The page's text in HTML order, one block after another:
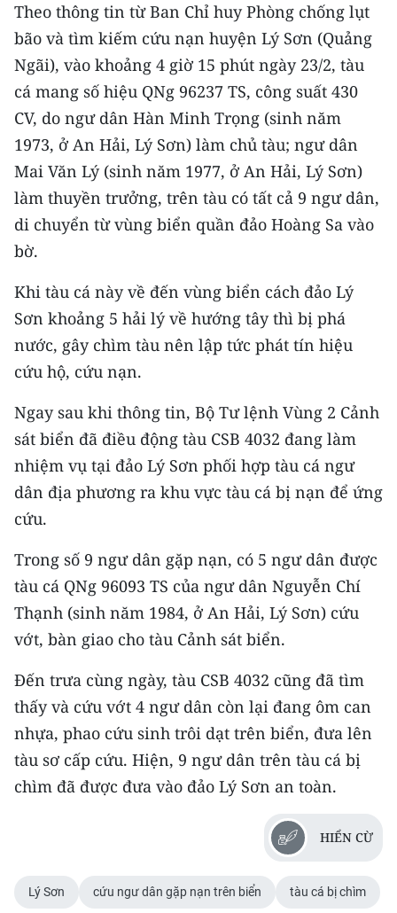
KIỂM CHỨNG THÔNG TIN
TRI THỨC CHUYÊN SÂU
54 DÂN TỘC VIỆT NAM
CHƯƠNG TRÌNH OCOP - MỖI XÃ
MỘT SẢN PHẨM
MEDIA CENTER
E-Magazine
Video
Media Kinh tế
Media Văn hóa
Media Xã hội
Media Pháp luật
Media Du lịch
Media Thế giới
Media Thể thao
Media Giáo dục
Media Y tế
Media Khoa học - Công nghệ
Theo thông tin từ Ban Chỉ huy Phòng chống lụt
bão và tìm kiếm cứu nạn huyện Lý Sơn (Quảng
Ngãi), vào khoảng 4 giờ 15 phút ngày 23/2, tàu
cá mang số hiệu QNg 96237 TS, công suất 430
CV, do ngư dân Hàn Minh Trọng (sinh năm
1973, ở An Hải, Lý Sơn) làm chủ tàu; ngư dân
Mai Văn Lý (sinh năm 1977, ở An Hải, Lý Sơn)
làm thuyền trưởng, trên tàu có tất cả 9 ngư dân,
di chuyển từ vùng biển quần đảo Hoàng Sa vào
bờ.
Khi tàu cá này về đến vùng biển cách đảo Lý
Sơn khoảng 5 hải lý về hướng tây thì bị phá
nước, gây chìm tàu nên lập tức phát tín hiệu
cứu hộ, cứu nạn.
Ngay sau khi thông tin, Bộ Tư lệnh Vùng 2 Cảnh
sát biển đã điều động tàu CSB 4032 đang làm
nhiệm vụ tại đảo Lý Sơn phối hợp tàu cá ngư
dân địa phương ra khu vực tàu cá bị nạn để ứng
cứu.
Trong số 9 ngư dân gặp nạn, có 5 ngư dân được
tàu cá QNg 96093 TS của ngư dân Nguyễn Chí
Thạnh (sinh năm 1984, ở An Hải, Lý Sơn) cứu
vớt, bàn giao cho tàu Cảnh sát biển.
Đến trưa cùng ngày, tàu CSB 4032 cũng đã tìm
thấy và cứu vớt 4 ngư dân còn lại đang ôm can
nhựa, phao cứu sinh trôi dạt trên biển, đưa lên
tàu sơ cấp cứu. Hiện, 9 ngư dân trên tàu cá bị
chìm đã được đưa vào đảo Lý Sơn an toàn.
HIỂN CỪ
Lý Sơn cứu ngư dân gặp nạn trên biển tàu cá bị chìm